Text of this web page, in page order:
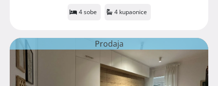
4 sobe 4 kupaonice
Prodaja